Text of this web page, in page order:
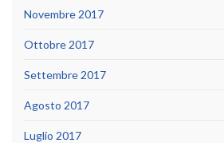
Novembre 2017
Ottobre 2017
Settembre 2017
Agosto 2017
Luglio 2017